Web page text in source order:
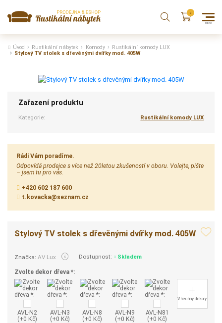
Úvod Rustikální nábytek Komody
Rustikální komody LUX
Stylový TV stolek s dřevěnými dvířky mod. 405W
Zařazení produktu
Kategorie: Rustikální komody LUX
Rádi Vám poradíme.
Odpovídá prodejce s více než 20letou zkušeností v oboru. Volejte, pište
– jsem tu pro vás.
+420 602 187 600
t.kovacka@seznam.cz
Stylový TV stolek s dřevěnými dvířky mod. 405W
Značka:AV Lux Dostupnost: Skladem
Zvolte dekor dřeva *:
AVL-N2
(+0 Kč)
AVL-N3
(+0 Kč)
AVL-N8
(+0 Kč)
AVL-N9
(+0 Kč)
AVL-N81
(+0 Kč)
Všechny dekory